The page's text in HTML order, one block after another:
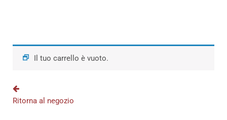
Il tuo carrello è vuoto.
Ritorna al negozio